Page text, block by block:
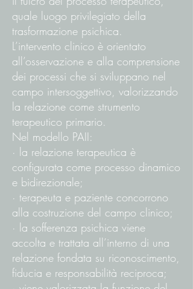
quale luogo privilegiato della
trasformazione psichica.
L’intervento clinico è orientato
all’osservazione e alla comprensione
dei processi che si sviluppano nel
campo intersoggettivo, valorizzando
la relazione come strumento
terapeutico primario.
Nel modello PAII:
· la relazione terapeutica è
configurata come processo dinamico
e bidirezionale;
· terapeuta e paziente concorrono
alla costruzione del campo clinico;
· la sofferenza psichica viene
accolta e trattata all’interno di una
relazione fondata su riconoscimento,
fiducia e responsabilità reciproca;